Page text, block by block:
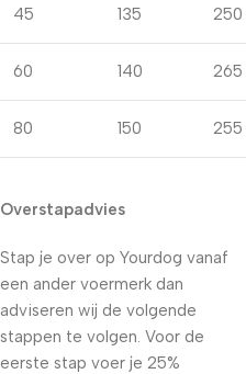
45 135 250
60 140 265
80 150 255
Overstapadvies
Stap je over op Yourdog vanaf
een ander voermerk dan
adviseren wij de volgende
stappen te volgen. Voor de
eerste stap voer je 25%